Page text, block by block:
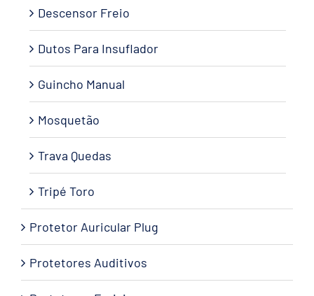
Descensor Freio
Dutos Para Insuflador
Guincho Manual
Mosquetão
Trava Quedas
Tripé Toro
Protetor Auricular Plug
Protetores Auditivos